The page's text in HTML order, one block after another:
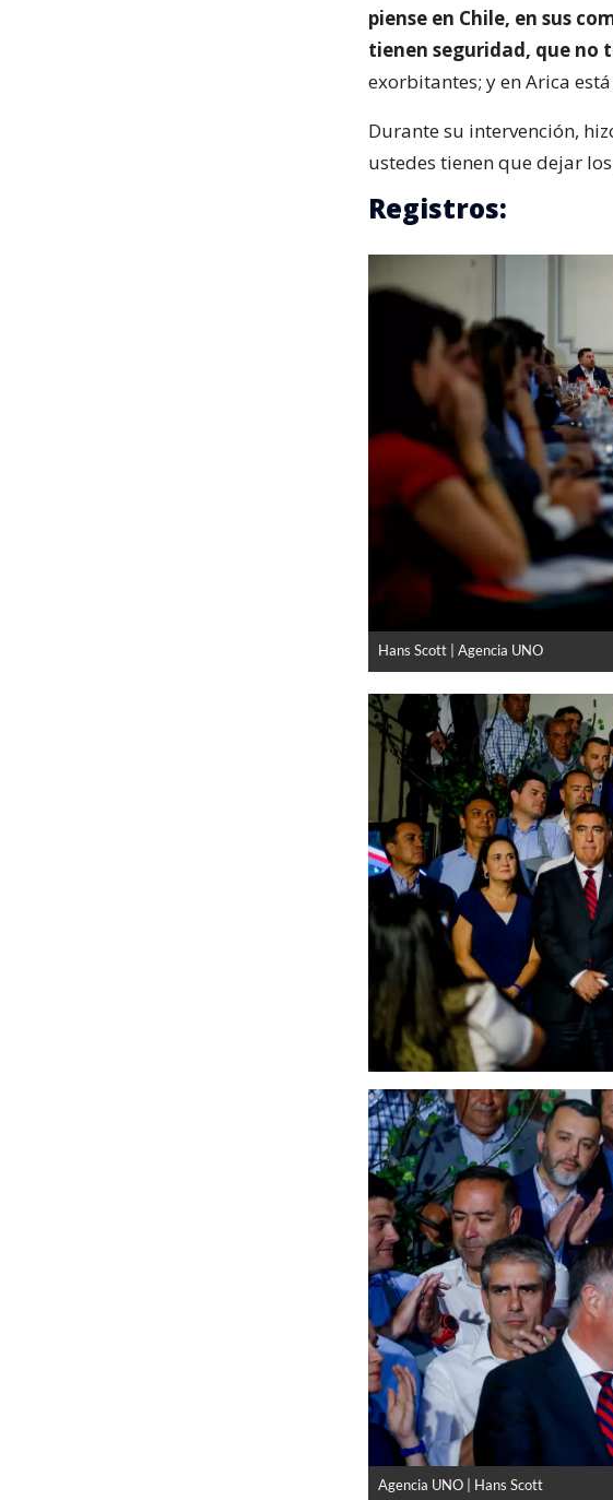
piense en Chile, en sus
tienen seguridad, que no
exorbitantes; y en Arica
Durante su intervención,
ustedes tienen que dejar
Registros:
Hans Scott | Agencia UNO
Agencia UNO | Hans Scott